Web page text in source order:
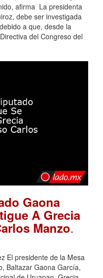
afirma La presidenta
debe ser investigada
a que, desde la
del Congreso del
Gaona
A Grecia
Manzo.
El presidente de la Mesa
Baltazar Gaona García,